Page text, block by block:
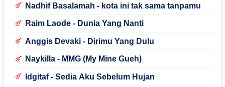
Nadhif Basalamah - kota ini tak sama tanpamu
Raim Laode - Dunia Yang Nanti
Anggis Devaki - Dirimu Yang Dulu
Naykilla - MMG (My Mine Gueh)
Idgitaf - Sedia Aku Sebelum Hujan